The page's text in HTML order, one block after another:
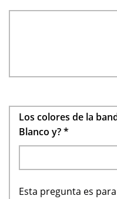
Los colores de la
Blanco y?*
Esta pregunta es